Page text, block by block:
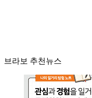
브라보 추천뉴스